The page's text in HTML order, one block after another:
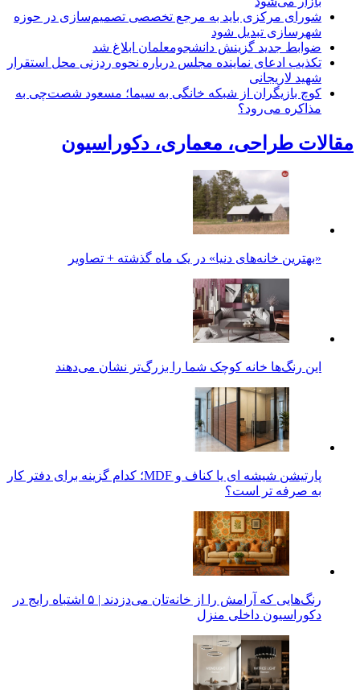
شورای مرکزی باید به مرجع تخصصی تصمیم‌سازی در حوزه
شهرسازی تبدیل شود
ضوابط جدید گزینش دانشجومعلمان ابلاغ شد
تکذیب ادعای نماینده مجلس درباره نحوه ردزنی محل استقرار
شهید لاریجانی
کوچ بازیگران از شبکه خانگی به سیما؛ مسعود شصت‌چی به
مذاکره می‌رود؟
مقالات طراحی، معماری، دکوراسیون
«بهترین خانه‌های دنیا» در یک ماه گذشته + تصاویر
این رنگ‌ها خانه کوچک شما را بزرگ‌تر نشان می‌دهند
پارتیشن شیشه ای یا کناف و MDF؛ کدام گزینه برای دفتر کار
به صرفه تر است؟
رنگ‌هایی که آرامش را از خانه‌تان می‌دزدند | ۵ اشتباه رایج در
دکوراسیون داخلی منزل